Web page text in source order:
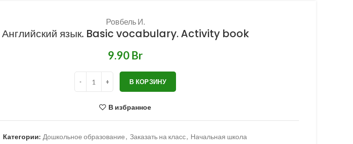
Ровбель И.
Английский язык. Basic vocabulary. Activity book
Br
В КОРЗИНУ
В избранное
Категории: Дошкольное образование, Заказать на класс, Начальная школа